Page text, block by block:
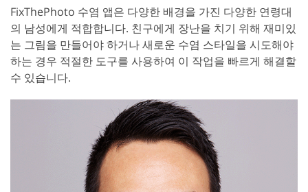
FixThePhoto 수염 앱은 다양한 배경을 가진 다양한 연령대
의 남성에게 적합합니다. 친구에게 장난을 치기 위해 재미있
는 그림을 만들어야 하거나 새로운 수염 스타일을 시도해야
하는 경우 적절한 도구를 사용하여 이 작업을 빠르게 해결할
수 있습니다.